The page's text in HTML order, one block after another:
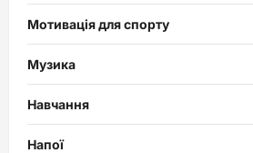
Мотивація для спорту
Музика
Навчання
Напої